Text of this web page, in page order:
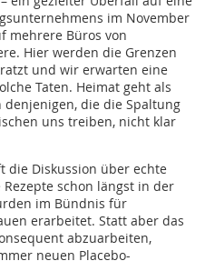
im November
mehrere Büros von
Hier werden die Grenzen
und wir erwarten eine
Taten. Heimat geht als
die die Spaltung
uns treiben, nicht klar
die Diskussion über echte
schon längst in der
im Bündnis für
erarbeitet. Statt aber das
abzuarbeiten,
neuen Placebo-